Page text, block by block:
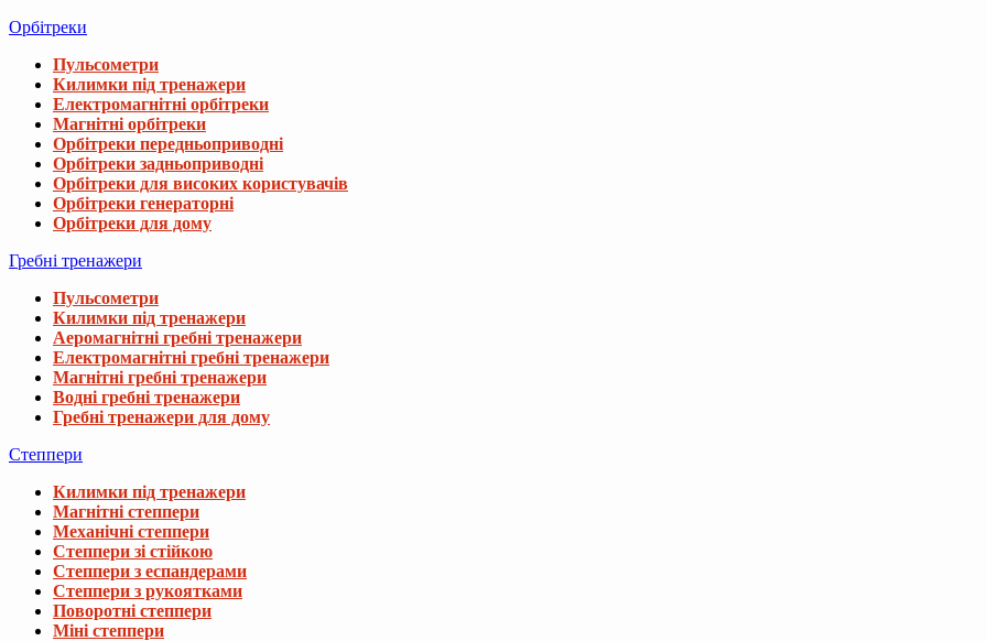
Орбітреки
Пульсометри
Килимки під тренажери
Електромагнітні орбітреки
Магнітні орбітреки
Орбітреки передньоприводні
Орбітреки задньоприводні
Орбітреки для високих користувачів
Орбітреки генераторні
Орбітреки для дому
Гребні тренажери
Пульсометри
Килимки під тренажери
Аеромагнітні гребні тренажери
Електромагнітні гребні тренажери
Магнітні гребні тренажери
Водні гребні тренажери
Гребні тренажери для дому
Степпери
Килимки під тренажери
Магнітні степпери
Механічні степпери
Степпери зі стійкою
Степпери з еспандерами
Степпери з рукоятками
Поворотні степпери
Міні степпери